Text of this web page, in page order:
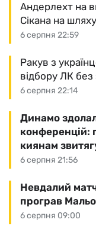
6 серпня 22:59
Андерлехт на
Сікана на
6 серпня 22:14
Ракув з
відбору ЛК без
6 серпня 21:56
Динамо
конференцій:
киянам
6 серпня 09:00
Невдалий
програв